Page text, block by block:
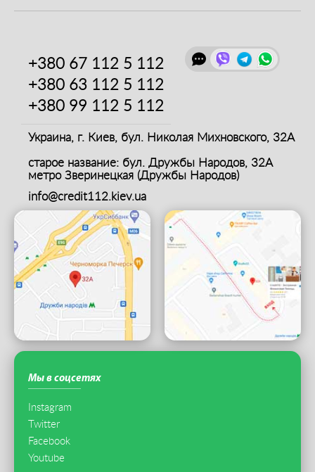
+380 67 112 5 112
+380 63 112 5 112
+380 99 112 5 112
Украина, г. Киев, бул. Николая Михновского, 32А
старое название: бул. Дружбы Народов, 32А
метро Зверинецкая (Дружбы Народов)
info@credit112.kiev.ua
Мы в соцсетях
Instagram
Twitter
Facebook
Youtube